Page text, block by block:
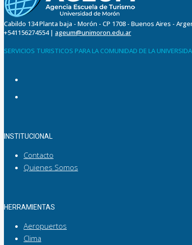
Cabildo 134 Planta baja - Morón - CP 1708 - Buenos Aires -
+541156274554 | ageum@unimoron.edu.ar
SERVICIOS TURISTICOS PARA LA COMUNIDAD DE LA
INSTITUCIONAL
Contacto
Quienes Somos
HERRAMIENTAS
Aeropuertos
Clima